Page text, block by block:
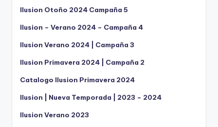
Ilusion Otoño 2024 Campaña 5
Ilusion – Verano 2024 – Campaña 4
Ilusion Verano 2024 | Campaña 3
Ilusion Primavera 2024 | Campaña 2
Catalogo Ilusion Primavera 2024
Ilusion | Nueva Temporada | 2023 – 2024
Ilusion Verano 2023